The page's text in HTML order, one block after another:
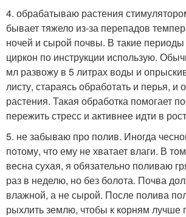
4. обрабатываю растения
бывает тяжело из-за перепадов
ночей и сырой почвы. В такие
циркон по инструкции использую.
мл развожу в 5 литрах воды и
листу, стараясь обработать и перья, и
растения. Такая обработка помогает
пережить стресс и активнее идти в
5. не забываю про полив. Иногда
потому, что ему не хватает влаги. В
весна сухая, я обязательно поливаю
раз в неделю, но без болота. Почва
влажной, а не сырой. После полива
рыхлить землю, чтобы к корням лучше